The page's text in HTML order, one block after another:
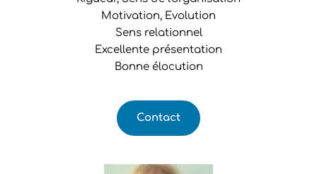
Motivation, Evolution
Sens relationnel
Excellente présentation
Bonne élocution
Contact